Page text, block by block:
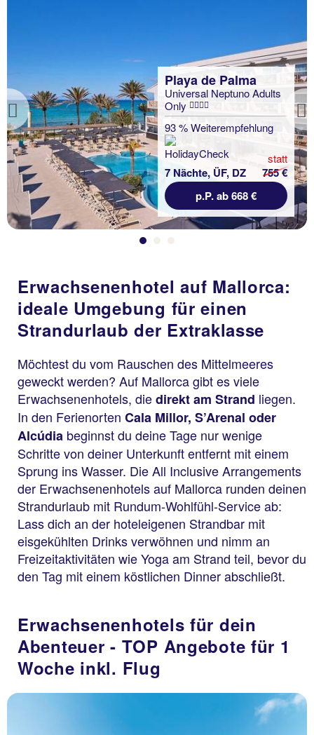
Previous
Playa de Palma
Universal Neptuno Adults
Only
93 % Weiterempfehlung
7 Nächte, ÜF, DZ
statt
755 €
p.P. ab 668 €
Erwachsenenhotel auf Mallorca:
ideale Umgebung für einen
Strandurlaub der Extraklasse
Möchtest du vom Rauschen des Mittelmeeres
geweckt werden? Auf Mallorca gibt es viele
Erwachsenenhotels, diedirekt am Strand liegen.
In den Ferienorten Cala Millor, S’Arenal oder
Alcúdia beginnst du deine Tage nur wenige
Schritte von deiner Unterkunft entfernt mit einem
Sprung ins Wasser. Die All Inclusive Arrangements
der Erwachsenenhotels auf Mallorca runden deinen
Strandurlaub mit Rundum-Wohlfühl-Service ab:
Lass dich an der hoteleigenen Strandbar mit
eisgekühlten Drinks verwöhnen und nimm an
Freizeitaktivitäten wie Yoga am Strand teil, bevor du
den Tag mit einem köstlichen Dinner abschließt.
Erwachsenenhotels für dein
Abenteuer - TOP Angebote für 1
Woche inkl. Flug
Porto Cristo
THB Felip
7 Nächte, Ü, XX